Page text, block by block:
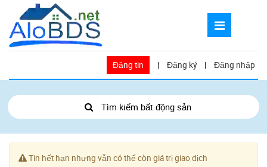
Đăng tin | Đăng ký | Đăng nhập
Tìm kiếm bất động sản
Tin hết hạn nhưng vẫn có thể còn giá trị giao dịch